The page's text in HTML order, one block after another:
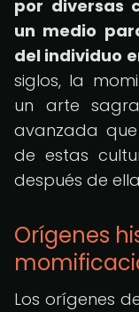
por diversas
un medio
del individuo
siglos, la
un arte
avanzada
de estas
después de
Orígenes
Los orígenes